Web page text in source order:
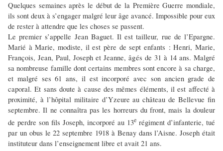
Quelques semaines après le début de la Première Guerre mondiale,
ils sont deux à s’engager malgré leur âge avancé. Impossible pour eux
de rester à attendre que les choses se passent.
Le premier s’appelle Jean Baguet. Il est tailleur, rue de l’Epargne.
Marié à Marie, modiste, il est père de sept enfants : Henri, Marie,
François, Jean, Paul, Joseph et Jeanne, âgés de 31 à 14 ans. Malgré
sa nombreuse famille dont certains membres sont encore à sa charge,
et malgré ses 61 ans, il est incorporé avec son ancien grade de
caporal. Et sans doute à cause des mêmes éléments, il est affecté à
proximité, à l’hôpital militaire d’Yzeure au château de Bellevue fin
septembre. Il ne connaîtra pas les horreurs du front, mais la douleur
de perdre son fils Joseph, incorporé au 13e régiment d’infanterie, tué
par un obus le 22 septembre 1918 à Benay dans l’Aisne. Joseph était
instituteur dans l’enseignement libre et avait 21 ans.